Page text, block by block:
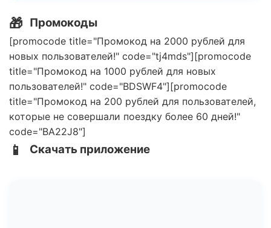
🎁 Промокоды
[promocode title="Промокод на 2000 рублей для
новых пользователей!" code="tj4mds"][promocode
title="Промокод на 1000 рублей для новых
пользователей!" code="BDSWF4"][promocode
title="Промокод на 200 рублей для пользователей,
которые не совершали поездку более 60 дней!"
code="BA22J8"]
📱 Скачать приложение